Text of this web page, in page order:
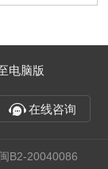
电脑版
在线咨询
B2-20040086